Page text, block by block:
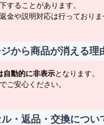
することがあります。
金や説明対応は行っておりま
から商品が消える理
自動的に非表示となります。
ご安心ください。
・返品・交換につい